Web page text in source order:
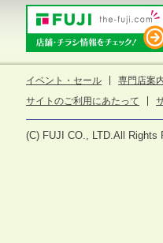
イベント・セール 専門店案
サイトのご利用にあたって
(C) FUJI CO., LTD.All Rights